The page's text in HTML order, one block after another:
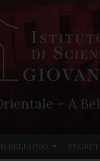
– A
BELLUNO